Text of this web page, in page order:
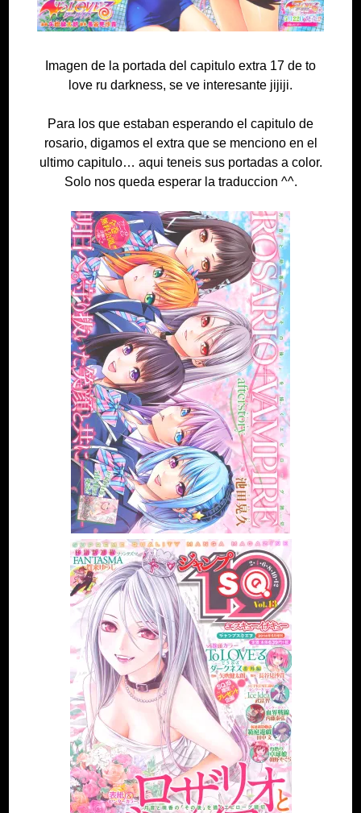
Imagen de la portada del capitulo extra 17 de to
love ru darkness, se ve interesante jijiji.
Para los que estaban esperando el capitulo de
rosario, digamos el extra que se menciono en el
ultimo capitulo… aqui teneis sus portadas a color.
Solo nos queda esperar la traduccion ^^.